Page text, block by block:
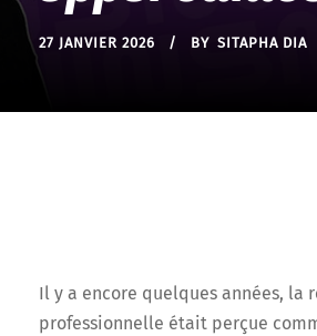
27 JANVIER 2026 BY SITAPHA DIA
Il y a encore quelques années, la
professionnelle était perçue